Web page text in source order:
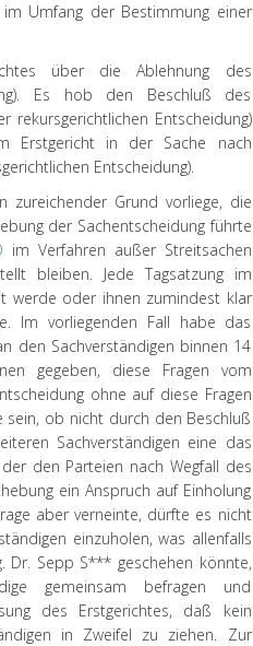
Umfang der Bestimmung einer
über die Ablehnung des
Es hob den Beschluß des
rekursgerichtlichen Entscheidung)
Erstgericht in der Sache nach
Entscheidung).
zureichender Grund vorliege, die
der Sachentscheidung führte
im Verfahren außer Streitsachen
bleiben. Jede Tagsatzung im
werde oder ihnen zumindest klar
Im vorliegenden Fall habe das
den Sachverständigen binnen 14
gegeben, diese Fragen vom
ohne auf diese Fragen
sein, ob nicht durch den Beschluß
Sachverständigen eine das
den Parteien nach Wegfall des
ein Anspruch auf Einholung
aber verneinte, dürfte es nicht
einzuholen, was allenfalls
Dr. Sepp S*** geschehen könnte,
gemeinsam befragen und
des Erstgerichtes, daß kein
in Zweifel zu ziehen. Zur